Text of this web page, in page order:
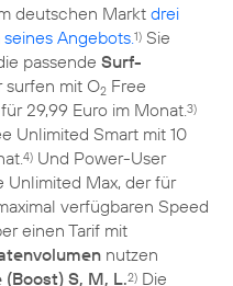
deutschen Markt drei
Angebots. 1) Sie
passende Surf-
surfen mit O2 Free
29,99 Euro im Monat. 3)
Unlimited Smart mit 10
4) Und Power-User
Unlimited Max, der für
verfügbaren Speed
einen Tarif mit
nutzen
(Boost) S, M, L.2) Die